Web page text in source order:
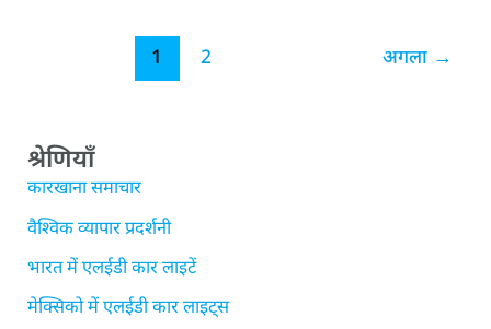
श्रेणियाँ
कारखाना समाचार
वैश्विक व्यापार प्रदर्शनी
भारत में एलईडी कार लाइटें
मेक्सिको में एलईडी कार लाइट्स
1 2 अगला →